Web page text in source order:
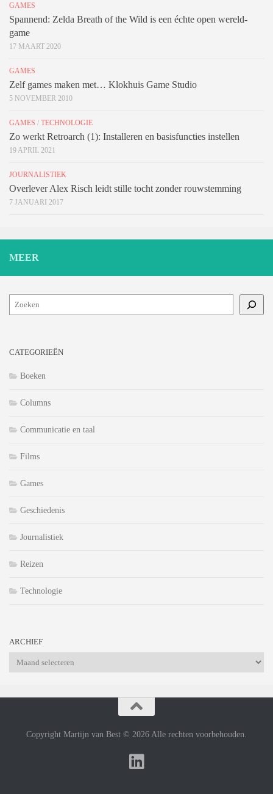
GAMES
Spannend: Zelda Breath of the Wild is een échte open wereld-
game
17 MAART 2020
GAMES
Zelf games maken met… Klokhuis Game Studio
5 NOVEMBER 2010
GAMES / TECHNOLOGIE
Zo werkt Retroarch (1): Installeren en basisfuncties instellen
19 APRIL 2021
JOURNALISTIEK
Overlever Alex Risch leidt stille tocht zonder rouwstemming
7 JANUARI 2017
MEER
Zoeken
CATEGORIEËN
Boeken
Columns
Communicatie en taal
Films
Games
Geschiedenis
Journalistiek
Reizen
Technologie
ARCHIEF
Archief
Copyright Martijn van Best © 2026 Alle rechten voorbehouden.